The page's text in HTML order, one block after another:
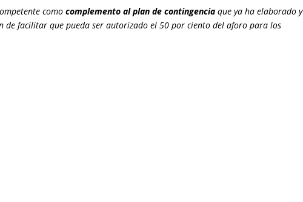
como complemento al plan de contingencia que ya ha elaborado y
de facilitar que pueda ser autorizado el 50 por ciento del aforo para los